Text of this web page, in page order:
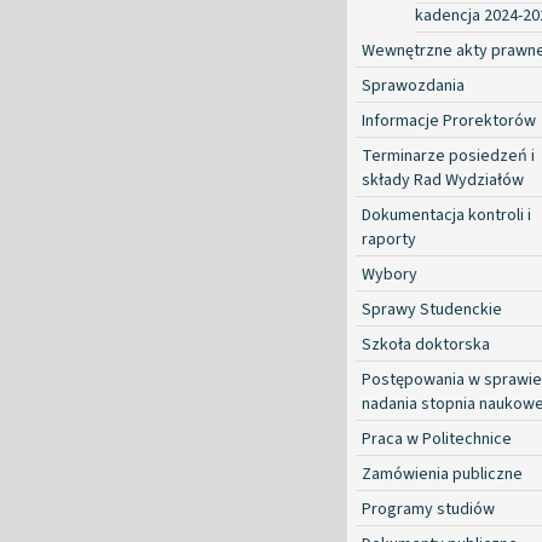
kadencja 2024-
Wewnętrzne akty
Sprawozdania
Informacje Prorektorów
Terminarze posiedzeń i
składy Rad Wydziałów
Dokumentacja kontroli i
raporty
Wybory
Sprawy Studenckie
Szkoła doktorska
Postępowania w sprawie
nadania stopnia
Praca w Politechnice
Zamówienia publiczne
Programy studiów